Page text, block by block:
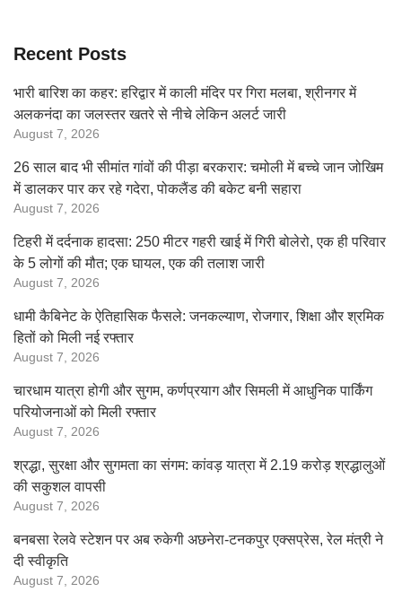
Recent Posts
भारी बारिश का कहर: हरिद्वार में काली मंदिर पर गिरा मलबा, श्रीनगर में
अलकनंदा का जलस्तर खतरे से नीचे लेकिन अलर्ट जारी
August 7, 2026
26 साल बाद भी सीमांत गांवों की पीड़ा बरकरार: चमोली में बच्चे जान जोखिम
में डालकर पार कर रहे गदेरा, पोकलैंड की बकेट बनी सहारा
August 7, 2026
टिहरी में दर्दनाक हादसा: 250 मीटर गहरी खाई में गिरी बोलेरो, एक ही परिवार
के 5 लोगों की मौत; एक घायल, एक की तलाश जारी
August 7, 2026
धामी कैबिनेट के ऐतिहासिक फैसले: जनकल्याण, रोजगार, शिक्षा और श्रमिक
हितों को मिली नई रफ्तार
August 7, 2026
चारधाम यात्रा होगी और सुगम, कर्णप्रयाग और सिमली में आधुनिक पार्किंग
परियोजनाओं को मिली रफ्तार
August 7, 2026
श्रद्धा, सुरक्षा और सुगमता का संगम: कांवड़ यात्रा में 2.19 करोड़ श्रद्धालुओं
की सकुशल वापसी
August 7, 2026
बनबसा रेलवे स्टेशन पर अब रुकेगी अछनेरा-टनकपुर एक्सप्रेस, रेल मंत्री ने
दी स्वीकृति
August 7, 2026